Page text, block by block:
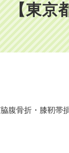
【東京
腹骨折・膝靭帯